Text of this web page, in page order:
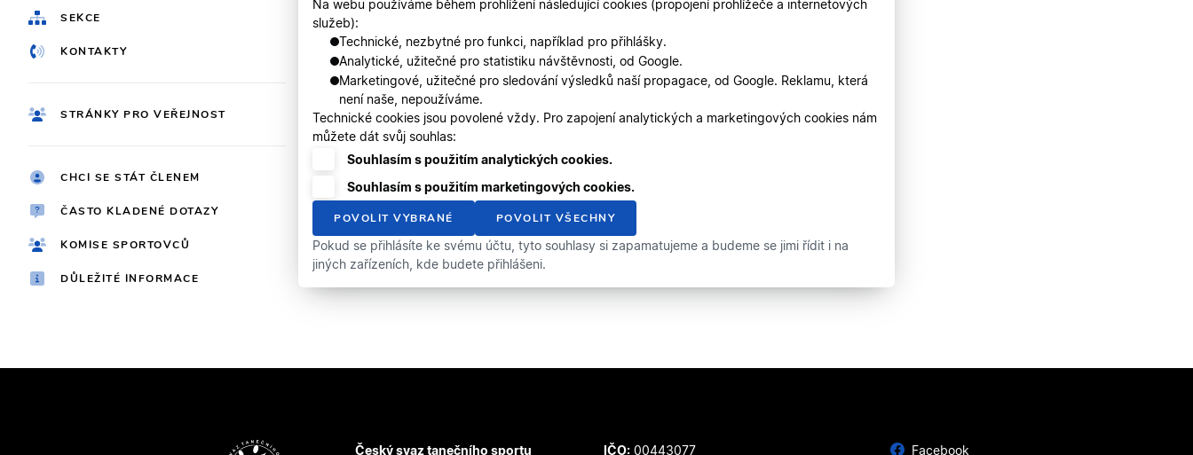
SEKCE
KONTAKTY
STRÁNKY PRO VEŘEJNOST
CHCI SE STÁT ČLENEM
ČASTO KLADENÉ DOTAZY
KOMISE SPORTOVCŮ
DŮLEŽITÉ INFORMACE
Registrován v klubu TK FORTUNA ZLÍN z.s.
Český svaz tanečního sportu IČO:00443077 Facebook
Na webu používáme během prohlížení následující cookies (propojení prohlížeče a internetových
služeb):
Technické, nezbytné pro funkci, například pro přihlášky.
Analytické, užitečné pro statistiku návštěvnosti, od Google.
Marketingové, užitečné pro sledování výsledků naší propagace, od Google. Reklamu, která
není naše, nepoužíváme.
Technické cookies jsou povolené vždy. Pro zapojení analytických a marketingových cookies nám
můžete dát svůj souhlas:
Souhlasím s použitím analytických cookies.
Souhlasím s použitím marketingových cookies.
POVOLIT VYBRANÉ POVOLIT VŠECHNY
Pokud se přihlásíte ke svému účtu, tyto souhlasy si zapamatujeme a budeme se jimi řídit i na
jiných zařízeních, kde budete přihlášeni.